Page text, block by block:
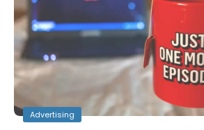
Advertising